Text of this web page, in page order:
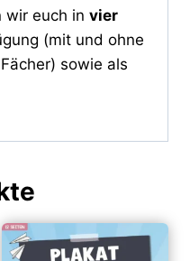
wir euch in vier
(mit und ohne
sowie als